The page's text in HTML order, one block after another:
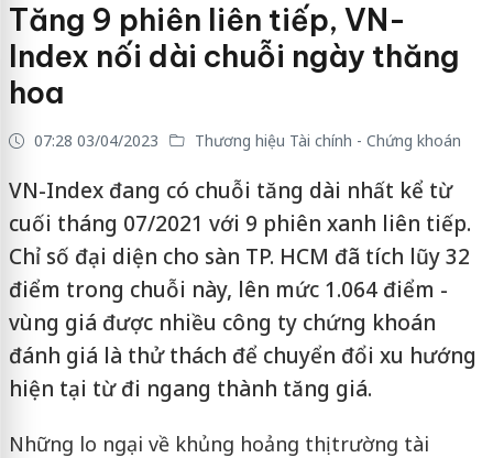
Tăng 9 phiên liên tiếp, VN-
Index nối dài chuỗi ngày thăng
hoa
07:28 03/04/2023 Thương hiệu Tài chính - Chứng khoán
VN-Index đang có chuỗi tăng dài nhất kể từ
cuối tháng 07/2021 với 9 phiên xanh liên tiếp.
Chỉ số đại diện cho sàn TP. HCM đã tích lũy 32
điểm trong chuỗi này, lên mức 1.064 điểm -
vùng giá được nhiều công ty chứng khoán
đánh giá là thử thách để chuyển đổi xu hướng
hiện tại từ đi ngang thành tăng giá.
Những lo ngại về khủng hoảng thị trường tài